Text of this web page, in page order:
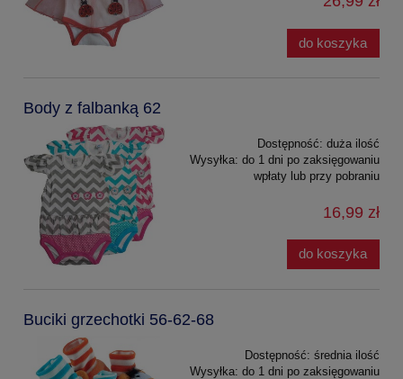
do koszyka
Body z falbanką 62
Dostępność: duża ilość
Wysyłka: do 1 dni po zaksięgowaniu
wpłaty lub przy pobraniu
16,99 zł
do koszyka
Buciki grzechotki 56-62-68
Dostępność: średnia ilość
Wysyłka: do 1 dni po zaksięgowaniu